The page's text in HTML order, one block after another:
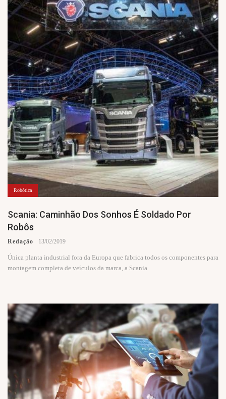
Robótica
Scania: Caminhão Dos Sonhos É Soldado Por
Robôs
Redação 13/02/2019
Única planta industrial fora da Europa que fabrica todos os componentes para
montagem completa de veículos da marca, a Scania